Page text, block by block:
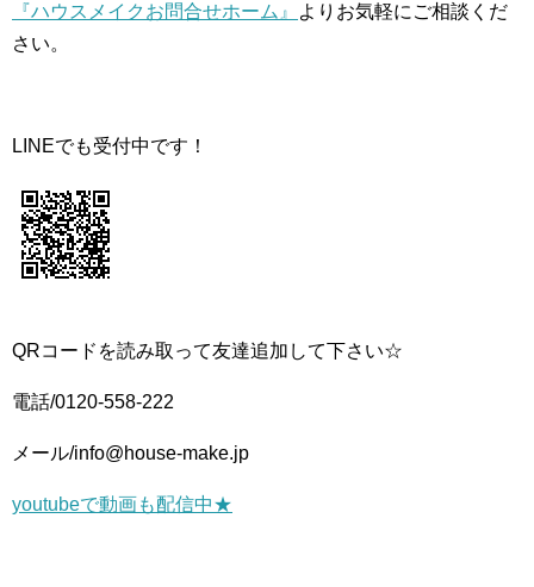
『ハウスメイクお問合せホーム』
よりお気軽にご相談くだ
さい。
LINEでも受付中です！
QRコードを読み取って友達追加して下さい☆
電話/0120-558-222
メール/info@house-make.jp
youtubeで動画も配信中★